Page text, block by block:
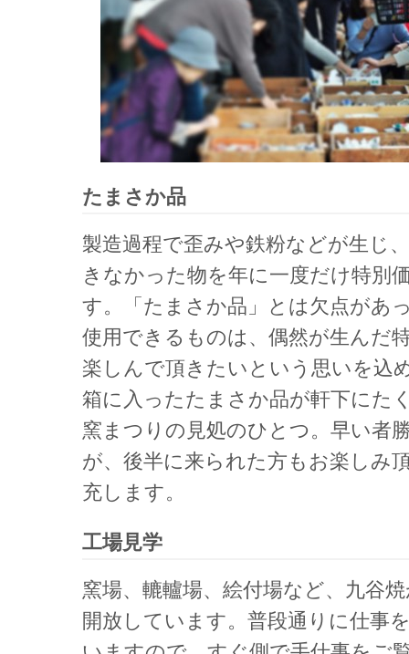
たまさか品
製造過程で歪みや鉄粉などが生じ
きなかった物を年に一度だけ特別
す。「たまさか品」とは欠点があ
使用できるものは、偶然が生んだ
楽しんで頂きたいという思いを込
箱に入ったたまさか品が軒下にた
窯まつりの見処のひとつ。早い者
が、後半に来られた方もお楽しみ
充します。
工場見学
窯場、轆轤場、絵付場など、九谷
開放しています。普段通りに仕事